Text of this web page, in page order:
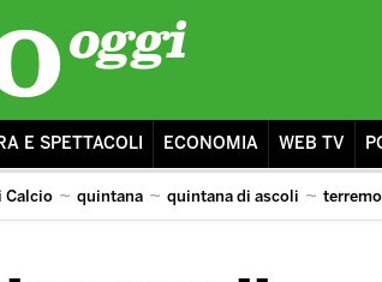
E SPETTACOLI ECONOMIA WEB TV
Calcio quintana quintana di ascoli